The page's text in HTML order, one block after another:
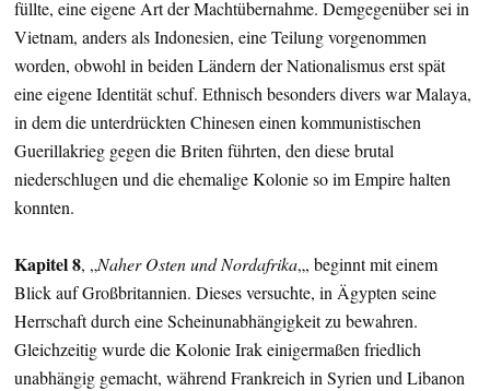
füllte, eine eigene Art der Machtübernahme. Demgegenüber sei in
Vietnam, anders als Indonesien, eine Teilung vorgenommen
worden, obwohl in beiden Ländern der Nationalismus erst spät
eine eigene Identität schuf. Ethnisch besonders divers war Malaya,
in dem die unterdrückten Chinesen einen kommunistischen
Guerillakrieg gegen die Briten führten, den diese brutal
niederschlugen und die ehemalige Kolonie so im Empire halten
konnten.
Kapitel 8, „Naher Osten und Nordafrika„, beginnt mit einem
Blick auf Großbritannien. Dieses versuchte, in Ägypten seine
Herrschaft durch eine Scheinunabhängigkeit zu bewahren.
Gleichzeitig wurde die Kolonie Irak einigermaßen friedlich
unabhängig gemacht, während Frankreich in Syrien und Libanon